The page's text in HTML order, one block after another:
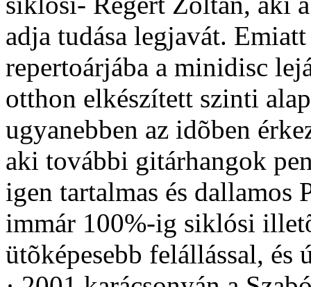
adja tudása legjavát.
repertoárjába a minidisc
otthon elkészített szinti
ugyanebben az idõben
aki további gitárhangok
igen tartalmas és
immár 100%-ig siklósi
ütõképesebb felállással, és